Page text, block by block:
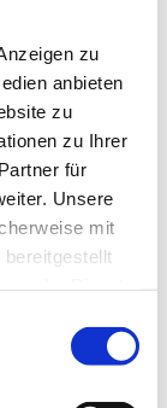
zu
anbieten
zu
zu Ihrer
für
Unsere
mit